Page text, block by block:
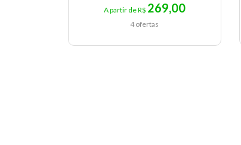
A partir de R$ 269,00
4 ofertas